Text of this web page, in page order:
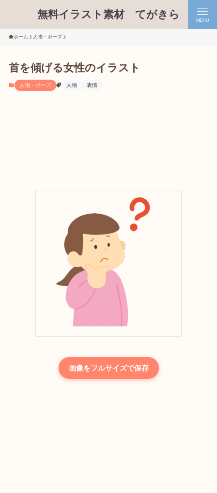
無料イラスト素材 てがきら MENU
ホーム 人物・ポーズ
首を傾げる女性のイラスト
人物・ポーズ 人物 表情
画像をフルサイズで保存